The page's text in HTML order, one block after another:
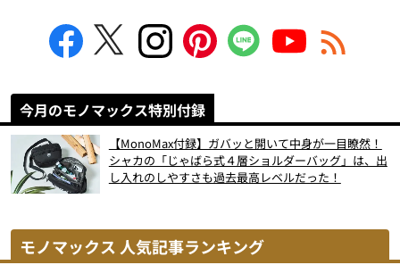
今月のモノマックス特別付録
【MonoMax付録】ガバッと開いて中身が一目瞭然！
シャカの「じゃばら式４層ショルダーバッグ」は、出
し入れのしやすさも過去最高レベルだった！
モノマックス 人気記事ランキング